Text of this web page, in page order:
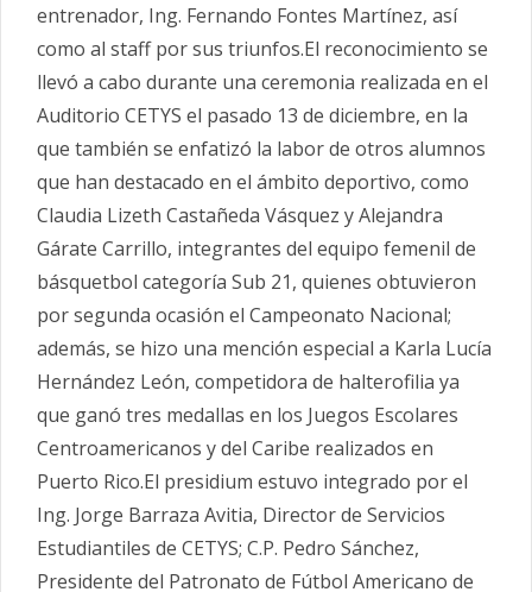
entrenador, Ing. Fernando Fontes Martínez, así
como al staff por sus triunfos.El reconocimiento se
llevó a cabo durante una ceremonia realizada en el
Auditorio CETYS el pasado 13 de diciembre, en la
que también se enfatizó la labor de otros alumnos
que han destacado en el ámbito deportivo, como
Claudia Lizeth Castañeda Vásquez y Alejandra
Gárate Carrillo, integrantes del equipo femenil de
básquetbol categoría Sub 21, quienes obtuvieron
por segunda ocasión el Campeonato Nacional;
además, se hizo una mención especial a Karla Lucía
Hernández León, competidora de halterofilia ya
que ganó tres medallas en los Juegos Escolares
Centroamericanos y del Caribe realizados en
Puerto Rico.El presidium estuvo integrado por el
Ing. Jorge Barraza Avitia, Director de Servicios
Estudiantiles de CETYS; C.P. Pedro Sánchez,
Presidente del Patronato de Fútbol Americano de